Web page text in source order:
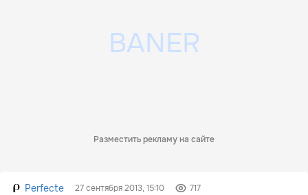
Разместить рекламу на сайте
Perfecte 27 сентября 2013, 15:10 717